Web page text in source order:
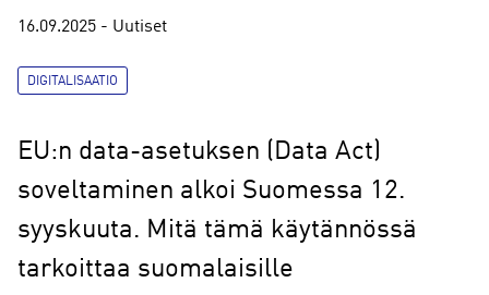
16.09.2025 - Uutiset
DIGITALISAATIO
EU:n data-asetuksen (Data Act)
soveltaminen alkoi Suomessa 12.
syyskuuta. Mitä tämä käytännössä
tarkoittaa suomalaisille